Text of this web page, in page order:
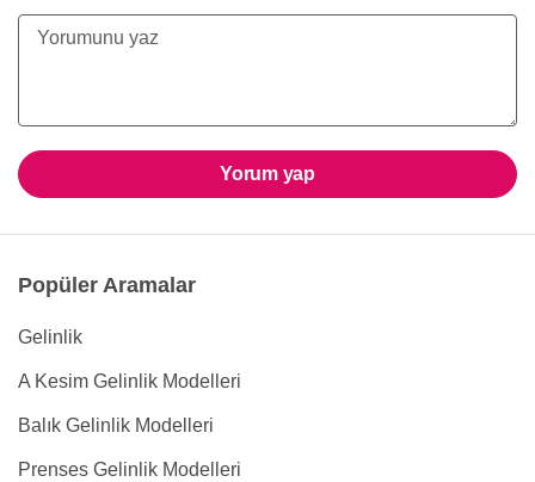
Yorum yap
Popüler Aramalar
Gelinlik
A Kesim Gelinlik Modelleri
Balık Gelinlik Modelleri
Prenses Gelinlik Modelleri